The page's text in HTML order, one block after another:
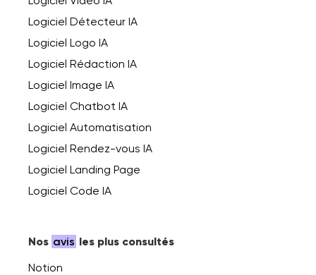
Logiciel Détecteur IA
Logiciel Logo IA
Logiciel Rédaction IA
Logiciel Image IA
Logiciel Chatbot IA
Logiciel Automatisation
Logiciel Rendez-vous IA
Logiciel Landing Page
Logiciel Code IA
Nos avis les plus consultés
Notion